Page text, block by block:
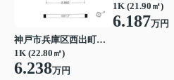
神戸市兵庫区西出町２丁目
1K (22.80㎡)
6.238万円
1K (21.90㎡)
6.187万円